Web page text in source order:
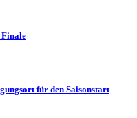
Finale
für den Saisonstart